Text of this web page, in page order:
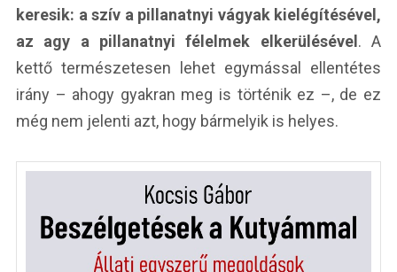
keresik: a szív a pillanatnyi vágyak kielégítésével,
az agy a pillanatnyi félelmek elkerülésével . A
kettő természetesen lehet egymással ellentétes
irány – ahogy gyakran meg is történik ez –, de ez
még nem jelenti azt, hogy bármelyik is helyes.